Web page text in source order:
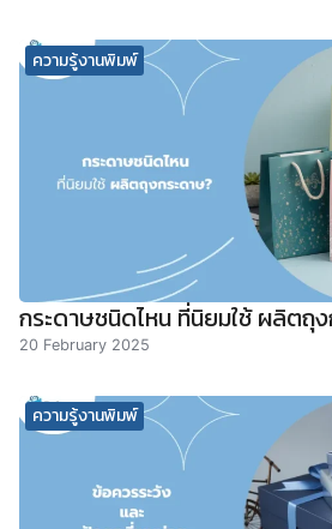
ความรู้งานพิมพ์
กระดาษชนิดไหน ที่นิยมใช้ ผลิตถุ
20 February 2025
ความรู้งานพิมพ์